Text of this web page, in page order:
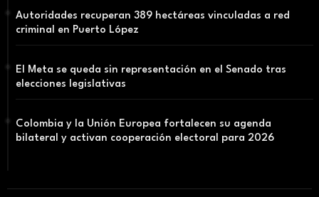
Autoridades recuperan 389 hectáreas vinculadas a red
criminal en Puerto López
El Meta se queda sin representación en el Senado tras
elecciones legislativas
Colombia y la Unión Europea fortalecen su agenda
bilateral y activan cooperación electoral para 2026